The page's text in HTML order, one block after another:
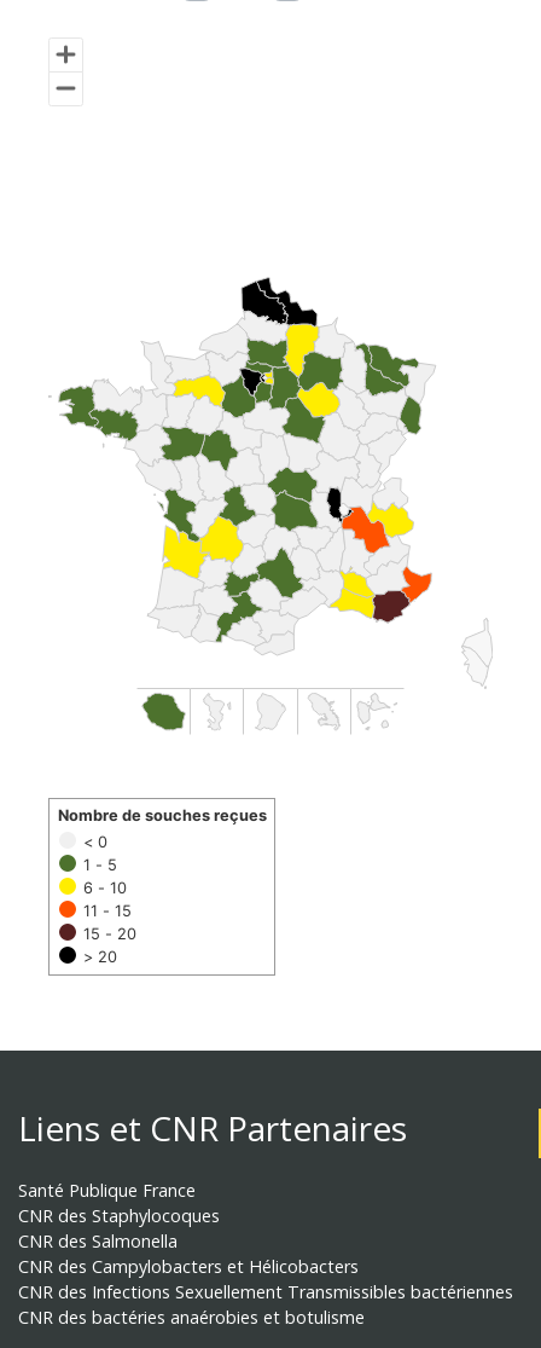
< 0
1 - 5
6 - 10
11 - 15
15 - 20
> 20
Nombre de souches reçues
Liens et CNR Partenaires
Santé Publique France
CNR des Staphylocoques
CNR des Salmonella
CNR des Campylobacters et Hélicobacters
CNR des Infections Sexuellement Transmissibles bactériennes
CNR des bactéries anaérobies et botulisme